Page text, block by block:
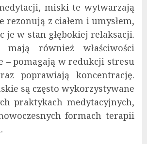
miski te wytwarzają
rezonują z ciałem i umysłem,
je w stan głębokiej relaksacji.
również właściwości
– pomagają w redukcji stresu
poprawiają koncentrację.
są często wykorzystywane
praktykach medytacyjnych,
formach terapii